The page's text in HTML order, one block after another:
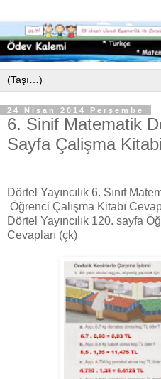
24 Nisan 2014 Perşembe
6. Sinif Matematik
Sayfa Çalişma
Dörtel Yayıncılık 6. Sınıf
Öğrenci Çalışma Kitabı
Dörtel Yayıncılık 120. sayfa
Cevapları (çk)